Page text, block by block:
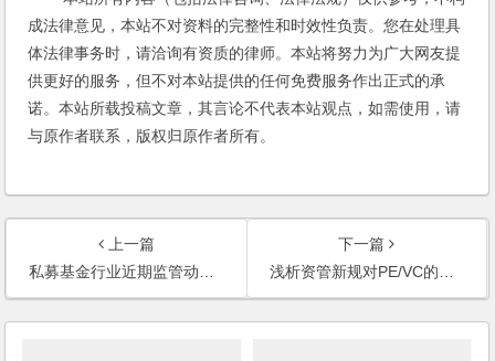
成法律意见，本站不对资料的完整性和时效性负责。您在处理具
体法律事务时，请洽询有资质的律师。本站将努力为广大网友提
供更好的服务，但不对本站提供的任何免费服务作出正式的承
诺。本站所载投稿文章，其言论不代表本站观点，如需使用，请
与原作者联系，版权归原作者所有。
上一篇
私募基金行业近期监管动态（2018年2-3月）
下一篇
浅析资管新规对PE/VC的主要影响以及应对之策